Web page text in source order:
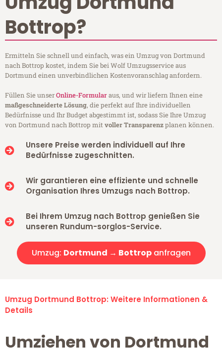
Bottrop?
Ermitteln Sie schnell und einfach, was ein Umzug von Dortmund
nach Bottrop kostet, indem Sie bei Wolf Umzugsservice aus
Dortmund einen unverbindlichen Kostenvoranschlag anfordern.
Füllen Sie unserOnline-Formularaus, und wir liefern Ihnen eine
maßgeschneiderte Lösung, die perfekt auf Ihre individuellen
Bedürfnisse und Ihr Budget abgestimmt ist, sodass Sie Ihre Umzug
von Dortmund nach Bottrop mitvoller Transparenzplanen können.
Unsere Preise werden individuell auf Ihre
Bedürfnisse zugeschnitten.
Wir garantieren eine effiziente und schnelle
Organisation Ihres Umzugs nach Bottrop.
Bei Ihrem Umzug nach Bottrop genießen Sie
unseren Rundum-sorglos-Service.
Umzug: Dortmund → Bottropanfragen
Umzug Dortmund Bottrop: Weitere Informationen &
Details
Umziehen von Dortmund